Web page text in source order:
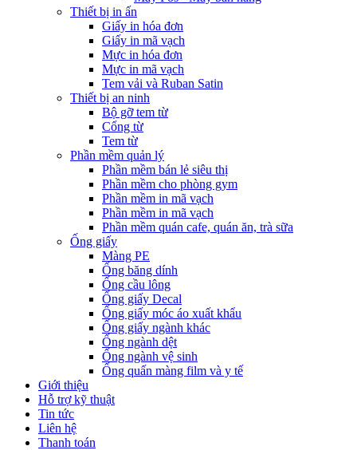
Thiết bị in ấn
Giấy in hóa đơn
Giấy in mã vạch
Mực in hóa đơn
Mực in mã vạch
Tem vải và Ruban Satin
Thiết bị an ninh
Bộ gỡ tem từ
Cổng từ
Tem từ
Phần mềm quản lý
Phần mềm bán lẻ siêu thị
Phần mềm cho phòng gym
Phần mềm in mã vạch
Phần mềm in mã vạch
Phần mềm quán cafe, quán ăn, trà sữa
Ống giấy
Màng PE
Ống băng dính
Ống cầu lông
Ống giấy Decal
Ống giấy móc áo xuất khẩu
Ống giấy ngành khác
Ống ngành dệt
Ống ngành vệ sinh
Ống quấn màng film và y tế
Giới thiệu
Hỗ trợ kỹ thuật
Tin tức
Liên hệ
Thanh toán